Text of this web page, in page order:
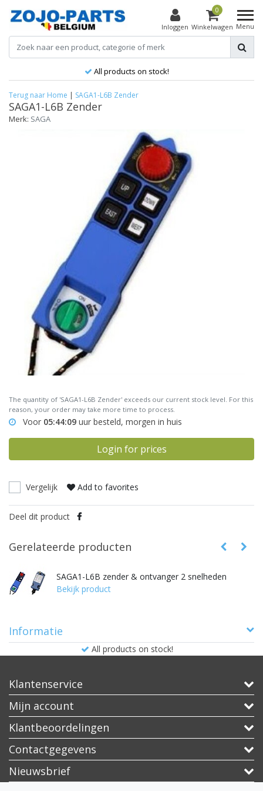
Inloggen
0
Winkelwagen Menu
All products on stock!
Terug naar Home | SAGA1-L6B Zender
SAGA1-L6B Zender
Merk: SAGA
The quantity of 'SAGA1-L6B Zender' exceeds our current stock level. For this
reason, your order may take more time to process.
Voor 05:44:09 uur besteld, morgen in huis
Login for prices
Vergelijk Add to favorites
Deel dit product
Gerelateerde producten
SAGA1-L6B zender & ontvanger 2 snelheden
Bekijk product
Informatie
All products on stock!
Klantenservice
Mijn account
Klantbeoordelingen
Contactgegevens
Nieuwsbrief